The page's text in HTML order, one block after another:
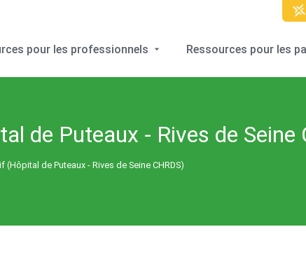
pour les professionnels Ressources pour les
de Puteaux - Rives de Seine
(Hôpital de Puteaux - Rives de Seine CHRDS)